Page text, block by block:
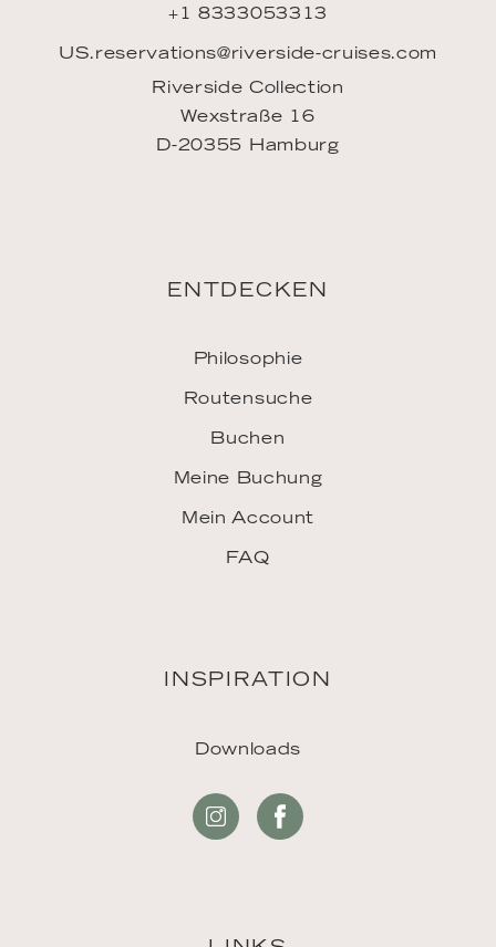
+1 8333053313
US.reservations@riverside-cruises.com
Riverside Collection
Wexstraße 16
D-20355 Hamburg
ENTDECKEN
Philosophie
Routensuche
Buchen
Meine Buchung
Mein Account
FAQ
INSPIRATION
Downloads